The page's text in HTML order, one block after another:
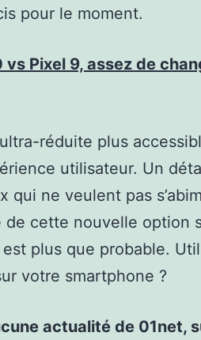
pour le moment.
vs Pixel 9, assez de
réduite plus
utilisateur. Un
qui ne veulent pas
de cette nouvelle option
plus que probable.
votre smartphone ?
actualité de 01net,